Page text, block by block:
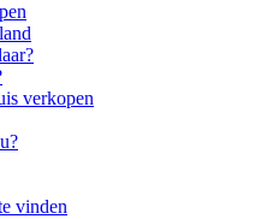
verkopen
vinden